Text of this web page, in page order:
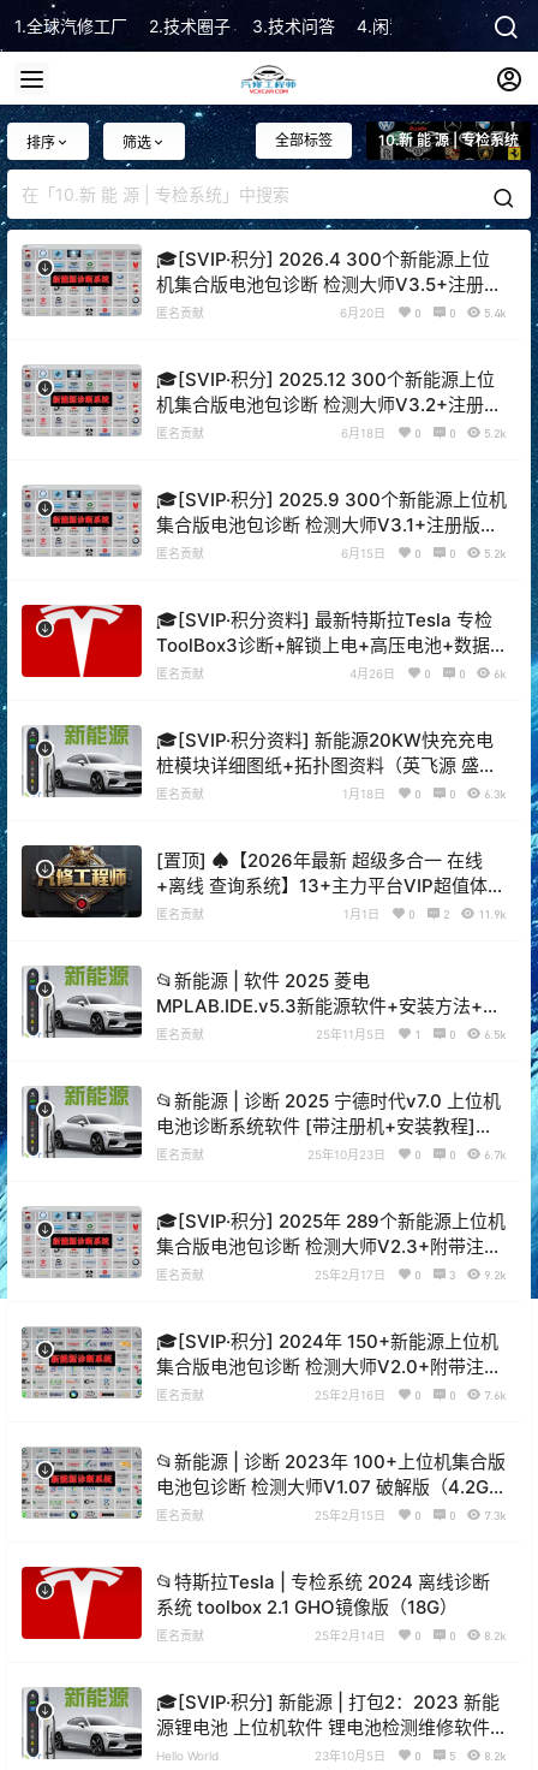
1.全球汽修工厂 2.技术圈子 3.技术问答 4.闲置市场 5.技术顾
排序 筛选 全部标签 10.新 能 源 | 专检系统
🎓[SVIP·积分] 2026.4 300个新能源上位
机集合版电池包诊断 检测大师V3.5+注册版
+破解教程（6.5G）[电池测量 故障读取 针
匿名贡献 6月20日 0 0 5.4k
🎓[SVIP·积分] 2025.12 300个新能源上位
机集合版电池包诊断 检测大师V3.2+注册版
+破解教程（6.5G）[电池测量 故障读取 针
匿名贡献 6月18日 0 0 5.2k
🎓[SVIP·积分] 2025.9 300个新能源上位机
集合版电池包诊断 检测大师V3.1+注册版
+破解教程（18G）[电池测量 故障读取 针脚
匿名贡献 6月15日 0 0 5.2k
🎓[SVIP·积分资料] 最新特斯拉Tesla 专检
ToolBox3诊断+解锁上电+高压电池+数据
流+热泵冷却系统 详细上手教程（76页）
匿名贡献 4月26日 0 0 6k
🎓[SVIP·积分资料] 新能源20KW快充充电
桩模块详细图纸+拓扑图资料（英飞源 盛弘
英可瑞 永联)（400M）
匿名贡献 1月18日 0 0 6.3k
[置顶] ♠【2026年最新 超级多合一 在线
+离线 查询系统】13+主力平台VIP超值体验
版【F6智数+爱扳手+畅意+原厂系统+宝典
能源 混动车 维修手册+电路图+技术通报
+拆装资料+保养资料】
匿名贡献 1月1日 0 2 11.9k
📂新能源 | 软件 2025 菱电
MPLAB.IDE.v5.3新能源软件+安装方法+登
录密码+数据刷写教程（900M）
匿名贡献 25年11月5日 1 0 6.5k
📂新能源 | 诊断 2025 宁德时代v7.0 上位机
电池诊断系统软件 [带注册机+安装教程]
（100M）
匿名贡献 25年10月23日 0 0 6.7k
🎓[SVIP·积分] 2025年 289个新能源上位机
集合版电池包诊断 检测大师V2.3+附带注册
机+教程（5.6G）[电池测量 故障读取 针脚
匿名贡献 25年2月17日 0 3 9.2k
🎓[SVIP·积分] 2024年 150+新能源上位机
集合版电池包诊断 检测大师V2.0+附带注册
机+教程（6G）[电池测量 故障读取 针脚定
匿名贡献 25年2月16日 0 0 7.6k
📂新能源 | 诊断 2023年 100+上位机集合版
电池包诊断 检测大师V1.07 破解版（4.2G）
[电池测量 故障读取 针脚定义 接线图]
匿名贡献 25年2月15日 0 0 7.3k
📂特斯拉Tesla | 专检系统 2024 离线诊断
系统 toolbox 2.1 GHO镜像版（18G）
匿名贡献 25年2月14日 0 0 8.2k
🎓[SVIP·积分] 新能源 | 打包2：2023 新能
源锂电池 上位机软件 锂电池检测维修软件
+解电数据 2（10G）
Hello World 23年10月5日 0 5 8.2k